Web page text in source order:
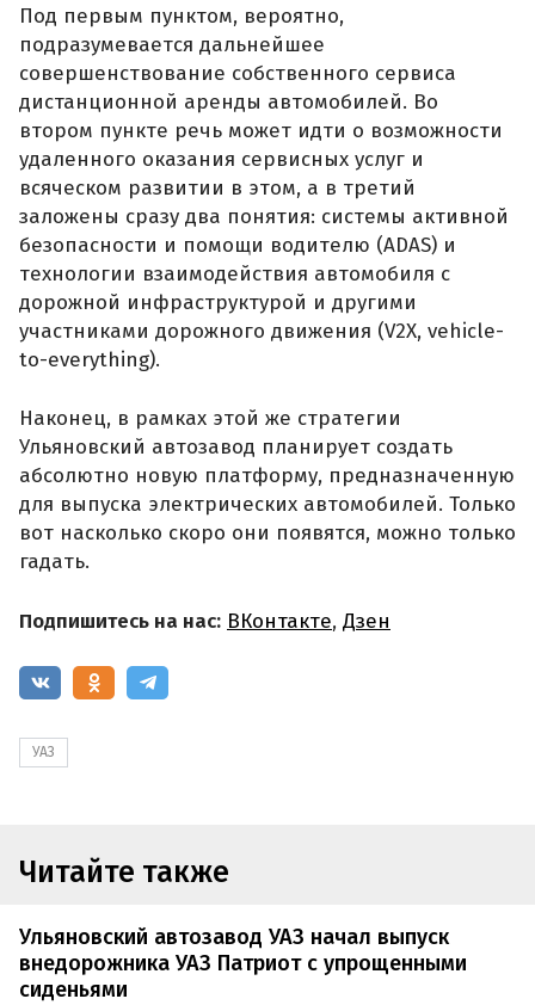
Под первым пунктом, вероятно,
подразумевается дальнейшее
совершенствование собственного сервиса
дистанционной аренды автомобилей. Во
втором пункте речь может идти о возможности
удаленного оказания сервисных услуг и
всяческом развитии в этом, а в третий
заложены сразу два понятия: системы активной
безопасности и помощи водителю (ADAS) и
технологии взаимодействия автомобиля с
дорожной инфраструктурой и другими
участниками дорожного движения (V2X, vehicle-
to-everything).
Наконец, в рамках этой же стратегии
Ульяновский автозавод планирует создать
абсолютно новую платформу, предназначенную
для выпуска электрических автомобилей. Только
вот насколько скоро они появятся, можно только
гадать.
Подпишитесь на нас: ВКонтакте, Дзен
УАЗ
Читайте также
Ульяновский автозавод УАЗ начал выпуск
внедорожника УАЗ Патриот с упрощенными
сиденьями